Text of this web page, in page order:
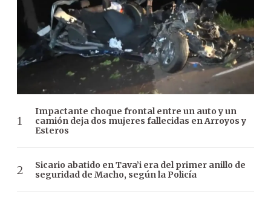
Impactante choque frontal entre un auto y un
camión deja dos mujeres fallecidas en Arroyos y
Esteros
Sicario abatido en Tava’i era del primer anillo de
seguridad de Macho, según la Policía